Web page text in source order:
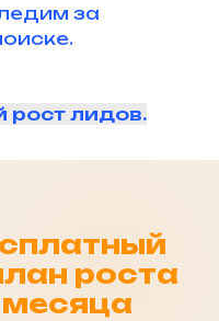
за
рост лидов.
роста
месяца